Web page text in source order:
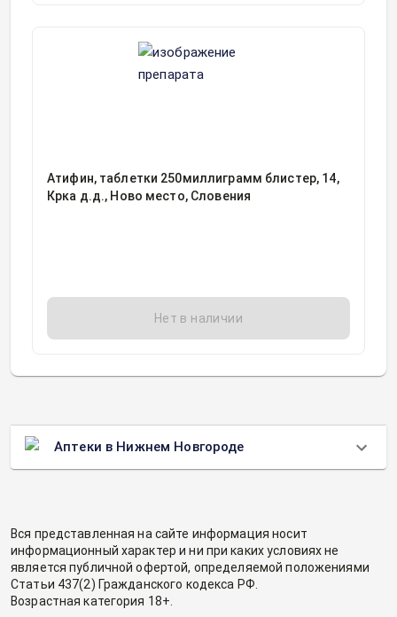
Атифин, таблетки 250миллиграмм блистер, 14,
Крка д.д., Ново место, Словения
Нет в наличии
Аптеки в Нижнем Новгороде
Вся представленная на сайте информация носит
информационный характер и ни при каких условиях не
является публичной офертой, определяемой положениями
Статьи 437(2) Гражданского кодекса РФ.
Возрастная категория 18+.